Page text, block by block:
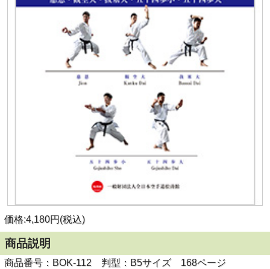
価格:4,180円(税込)
商品説明
商品番号：BOK-112 判型：B5サイズ 168ページ